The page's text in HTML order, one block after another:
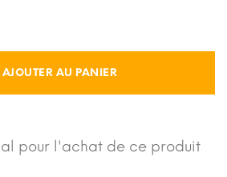
AJOUTER AU PANIER
pour l'achat de ce produit